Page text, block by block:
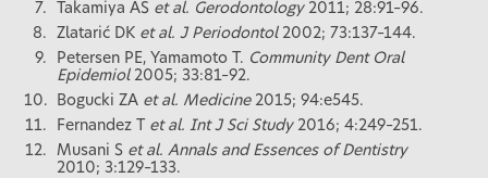
Takamiya AS et al. Gerodontology2011; 28:91–96.
Zlatarić DK et al. J Periodontol2002; 73:137–144.
Petersen PE, Yamamoto T. Community Dent Oral
Epidemiol2005; 33:81–92.
Bogucki ZA et al. Medicine2015; 94:e545.
Fernandez T et al. Int J Sci Study2016; 4:249–251.
Musani S et al. Annals and Essences of Dentistry
2010; 3:129–133.